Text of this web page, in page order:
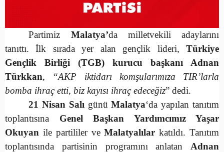
Partimiz Malatya’da milletvekili adaylarını
tanıttı. İlk sırada yer alan gençlik lideri, Türkiye
Gençlik Birliği (TGB) kurucu başkanı Adnan
Türkkan, “AKP iktidarı komşularımıza TIR’larla
bomba ihraç etti, biz kayısı ihraç edeceğiz” dedi.
21 Nisan Salı günüMalatya‘da yapılan tanıtım
toplantısına Genel Başkan Yardımcımız Yaşar
Okuyan ile partililer veMalatyalılar katıldı. Tanıtım
toplantısında partisinin programını anlatan Adnan